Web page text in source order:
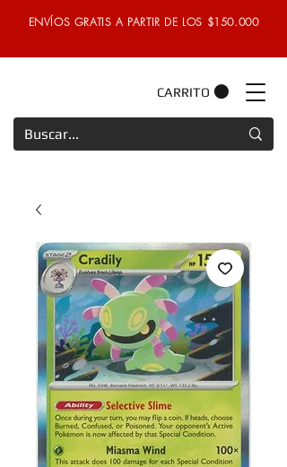
ENVÍOS GRATIS A PARTIR DE LOS $150.000
CARRITO